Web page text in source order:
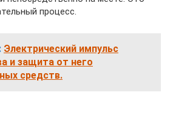
процесс.
Электрический импульс
и защита от него
средств.